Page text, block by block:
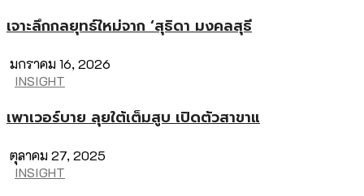
เจาะลึกกลยุทธ์ใหม่จาก ‘สุธิดา มงคลสุธี
มกราคม 16, 2026
INSIGHT
เพาเวอร์บาย ลุยใต้เต็มสูบ เปิดตัวสาขาแ
ตุลาคม 27, 2025
INSIGHT